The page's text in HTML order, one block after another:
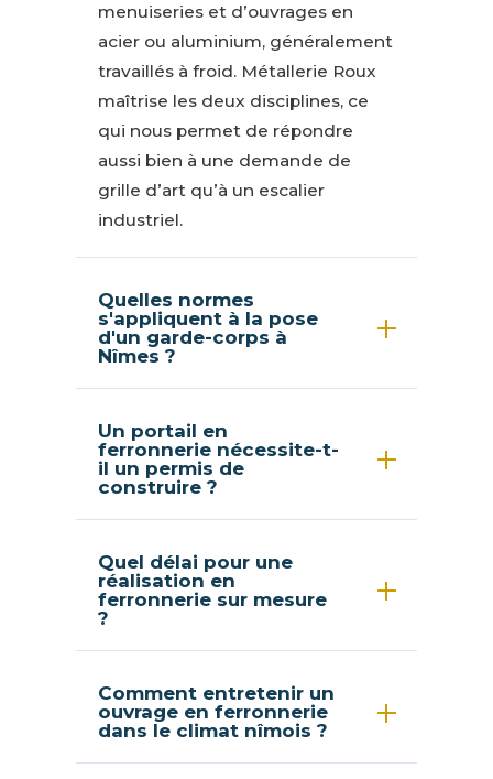
menuiseries et d’ouvrages en
acier ou aluminium, généralement
travaillés à froid. Métallerie Roux
maîtrise les deux disciplines, ce
qui nous permet de répondre
aussi bien à une demande de
grille d’art qu’à un escalier
industriel.
Quelles normes
s'appliquent à la pose
d'un garde-corps à
Nîmes ?
Un portail en
ferronnerie nécessite-t-
il un permis de
construire ?
Quel délai pour une
réalisation en
ferronnerie sur mesure
?
Comment entretenir un
ouvrage en ferronnerie
dans le climat nîmois ?